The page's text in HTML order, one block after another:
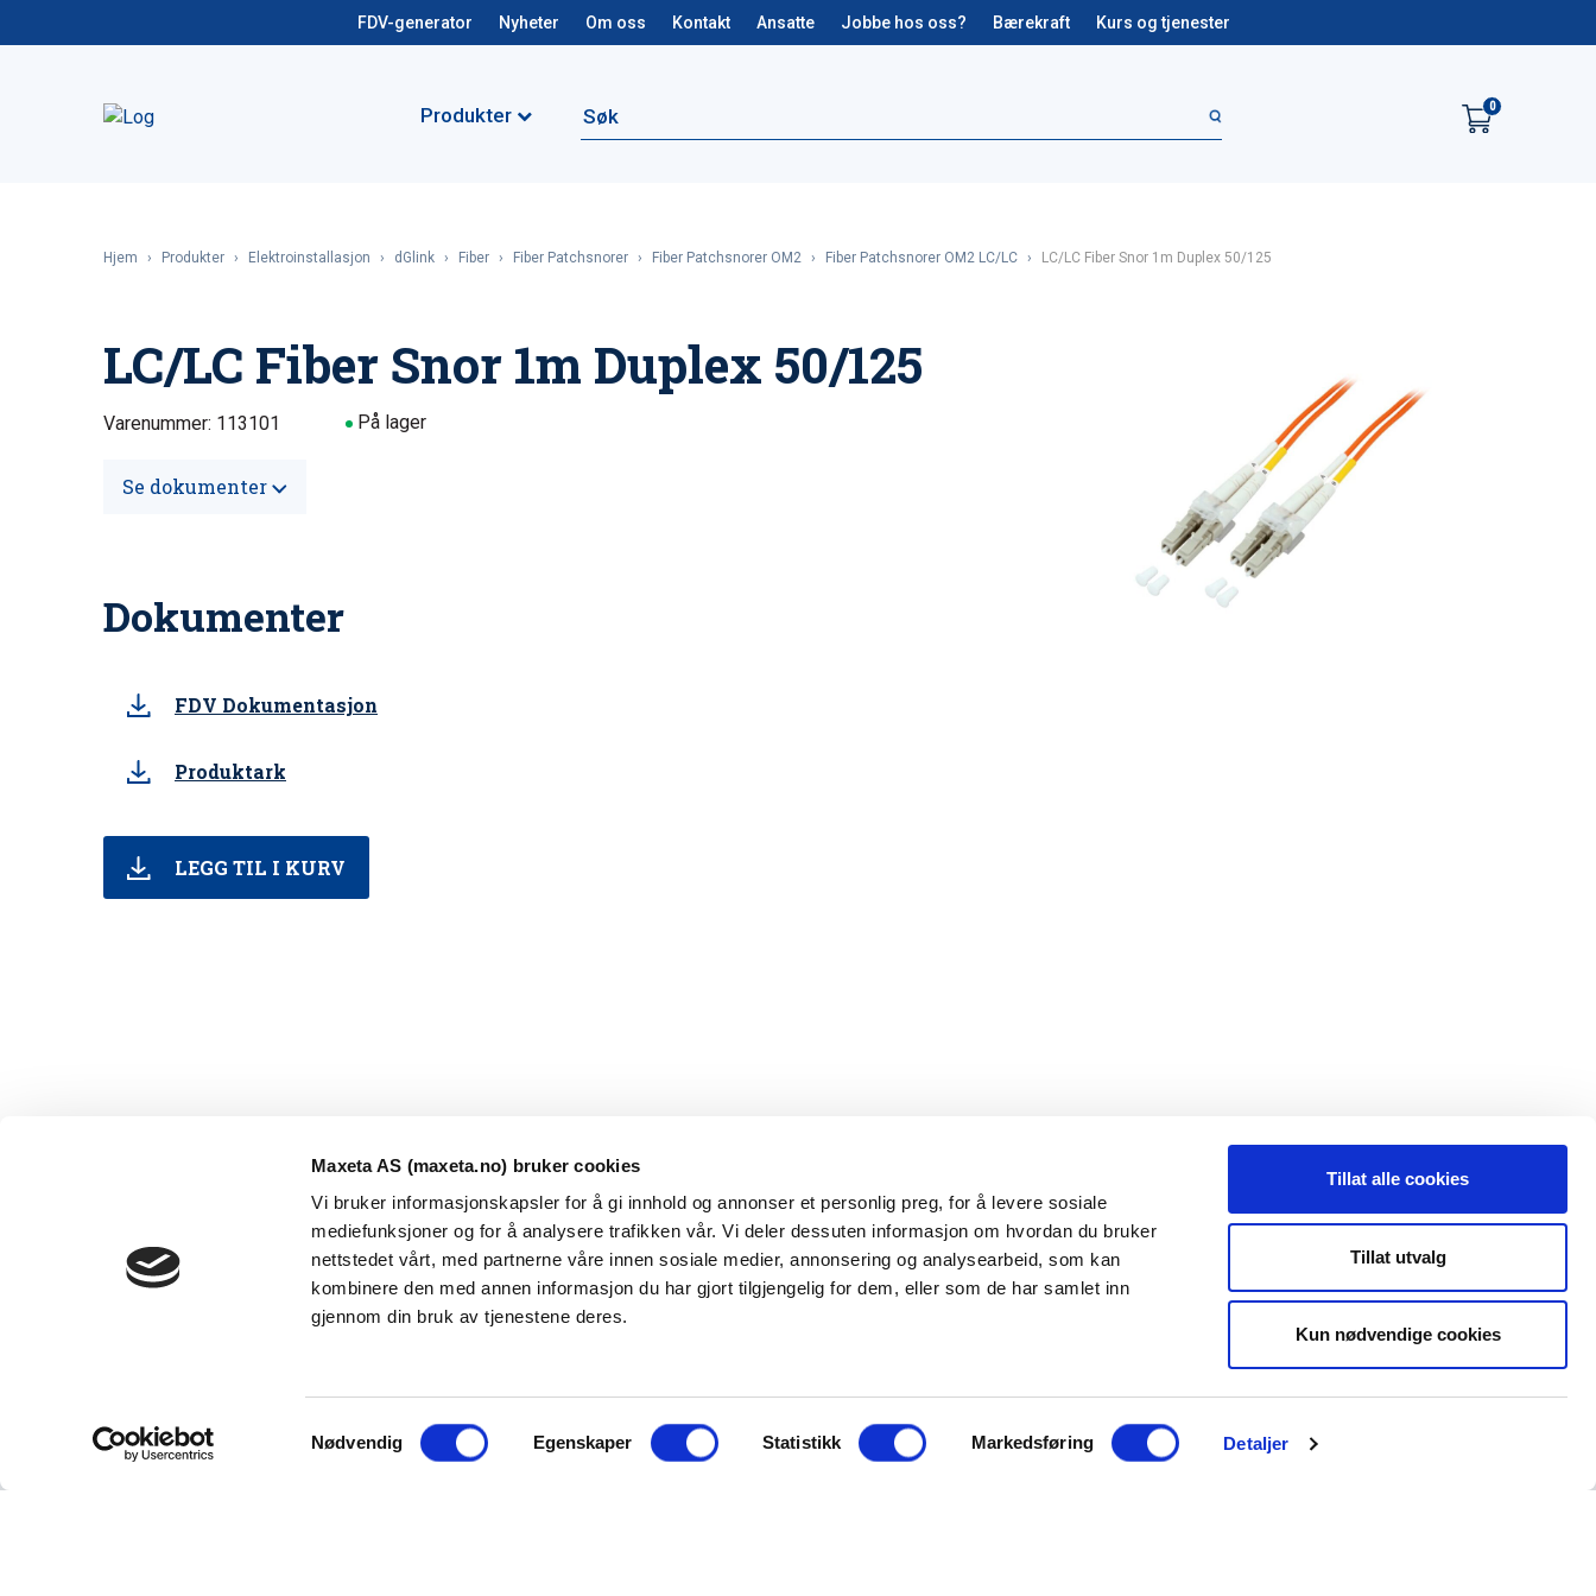
Maxeta AS (maxeta.no) bruker cookies
Vi bruker informasjonskapsler for å gi innhold og annonser et personlig preg, for å levere sosiale
mediefunksjoner og for å analysere trafikken vår. Vi deler dessuten informasjon om hvordan du bruker
nettstedet vårt, med partnerne våre innen sosiale medier, annonsering og analysearbeid, som kan
kombinere den med annen informasjon du har gjort tilgjengelig for dem, eller som de har samlet inn
gjennom din bruk av tjenestene deres.
Nødvendig Egenskaper Statistikk Markedsføring Detaljer
Tillat alle cookies
Tillat utvalg
Kun nødvendige cookies
FDV-generator Nyheter Om oss Kontakt Ansatte Jobbe hos oss? Bærekraft Kurs og tjenester
Produkter 0
Hjem › Produkter › Elektroinstallasjon › dGlink › Fiber › Fiber Patchsnorer › Fiber Patchsnorer OM2 › Fiber Patchsnorer OM2 LC/LC › LC/LC Fiber Snor 1m Duplex 50/125
LC/LC Fiber Snor 1m Duplex 50/125
Varenummer: 113101 På lager
Se dokumenter
Dokumenter
FDV Dokumentasjon
Produktark
LEGG TIL I KURV
Maxeta AS har forsynt Norge med elektro-tekniske
© 2026 Maxeta AS. Alle rettigheter reservert.
Hovedkontor
Maxeta AS
Man - fre 0800 - 1600
Kontakt oss
Telefon:+47 35 91 40 00
Leveranseområder
Elektroinstallasjon
Elforsyning